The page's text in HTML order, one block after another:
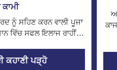
ਕਾਮੀ
ਨੂੰ ਸਹਿਣ ਕਰਨ ਵਾਲੀ ਪੂਜਾ
ਵਿੱਚ ਸਫਲ ਇਲਾਜ ਰਾਹੀਂ…
ਕਹਾਣੀ ਪੜ੍ਹੋ